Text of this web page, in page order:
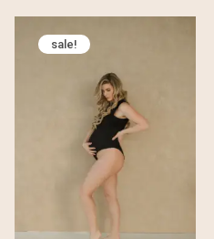
€ 29,99.
sale!